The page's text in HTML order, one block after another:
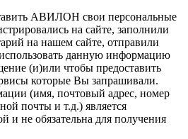
АВИЛОН свои персональные
на сайте, заполнили
на нашем сайте, отправили
данную информацию
(и)или чтобы предоставить
которые Вы запрашивали.
(имя, почтовый адрес, номер
почты и т.д.) является
и не обязательна для получения